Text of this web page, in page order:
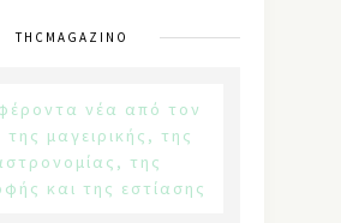
THCMAGAZINO
νέα από τον
μαγειρικής, της
της
και της εστίασης